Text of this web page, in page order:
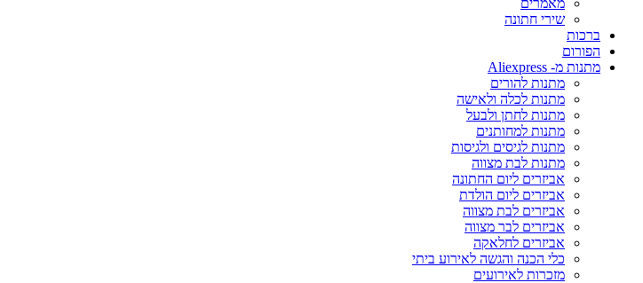
מאמרים
שירי חתונה
ברכות
הפורום
מתנות מ- Aliexpress
מתנות להורים
מתנות לכלה ולאישה
מתנות לחתן ולבעל
מתנות למחותנים
מתנות לגיסים ולגיסות
מתנות לבת מצווה
אביזרים ליום החתונה
אביזרים ליום הולדת
אביזרים לבת מצווה
אביזרים לבר מצווה
אביזרים לחלאקה
כלי הכנה והגשה לאירוע ביתי
מזכרות לאירועים